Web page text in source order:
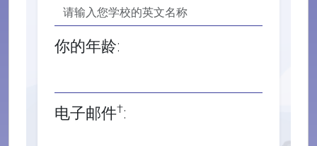
你的年龄:
电子邮件†: